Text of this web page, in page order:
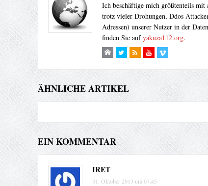
Ich beschäftige mich größtenteils
trotz vieler Drohungen, Ddos
Adressen) unserer Nutzer in der
finden Sie aufyakuza112.org.
ÄHNLICHE ARTIKEL
EIN KOMMENTAR
IRET
31. Oktober 2013 um 07:45